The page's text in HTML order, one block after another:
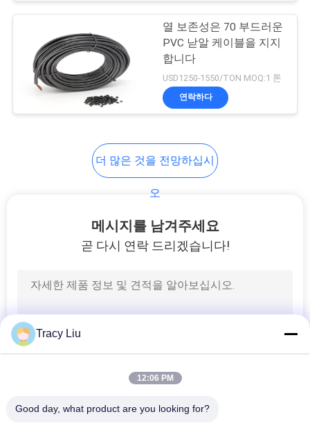
트
인
바이오셀 필터용 여
과 매체
베드 미생물막 반응
기 매체를 이동하기
부드러운 PVC 합성
물
열 보존성은 70 부드러운
PVC 낟알 케이블을 지지
합니다
USD1250-1550/TON MOQ:1 톤
연락하다
더 많은 것을 전망하십시
오
메시지를 남겨주세요
곧 다시 연락 드리겠습니다!
Tracy Liu
12:06 PM
Good day, what product are you looking for?